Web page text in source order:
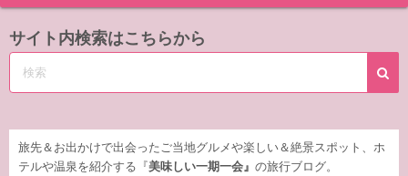
ス
ッ
サイト内検索はこちらから
旅先＆お出かけで出会ったご当地グルメや楽しい＆絶景スポット、ホ
テルや温泉を紹介する『 美味しい一期一会』 の旅行ブログ。